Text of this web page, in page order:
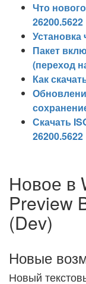
Что
26200.5622
Пакет
(переход
Как
Скачать
26200.5622
Новое в
Preview
(Dev)
Новые
Новый